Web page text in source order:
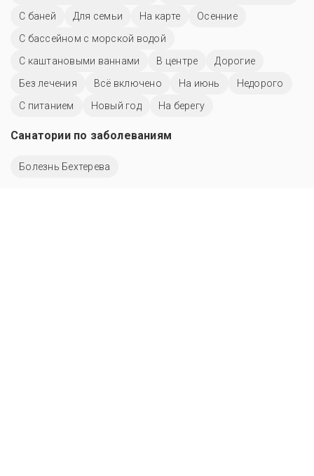
С баней
Для семьи На карте
Осенние
С бассейном с морской водой
С каштановыми ваннами
В центре
Дорогие
Без лечения
Всё включено На июнь
Недорого
С питанием
Новый год На берегу
Санатории по заболеваниям
Болезнь Бехтерева